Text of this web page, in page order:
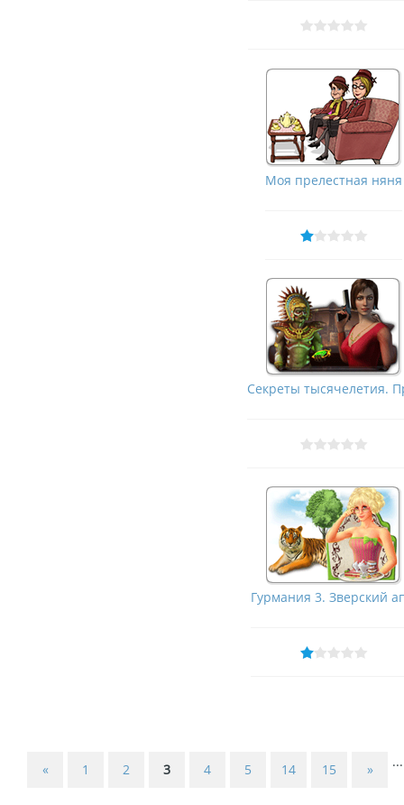
Моя прелестная няня
Секреты тысячелетия.
Гурмания 3. Зверский
« 1 2 3 4 5 ...
14 15 »